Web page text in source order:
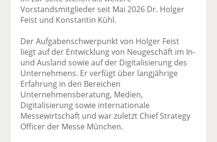
il
e
e
n e
Vorstandsmitglieder seit Mai 2026 Dr. Holger
Feist und Konstantin Kühl.
Der Aufgabenschwerpunkt von Holger Feist
liegt auf der Entwicklung von Neugeschäft im In-
und Ausland sowie auf der Digitalisierung des
Unternehmens. Er verfügt über langjährige
Erfahrung in den Bereichen
Unternehmensberatung, Medien,
Digitalisierung sowie internationale
Messewirtschaft und war zuletzt Chief Strategy
Officer der Messe München.